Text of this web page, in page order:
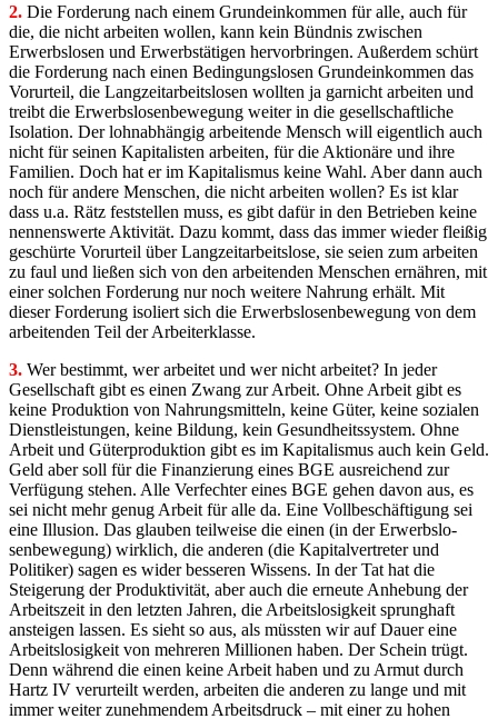
2. Die Forderung nach einem Grundeinkommen für alle, auch für
die, die nicht arbeiten wollen, kann kein Bündnis zwischen
Erwerbslosen und Erwerbstätigen hervorbringen. Außerdem schürt
die Forderung nach einen Bedingungslosen Grundeinkommen das
Vorurteil, die Langzeitarbeitslosen wollten ja garnicht arbeiten und
treibt die Erwerbslosenbewegung weiter in die gesellschaftliche
Isolation. Der lohnabhängig arbeitende Mensch will eigentlich auch
nicht für seinen Kapitalisten arbeiten, für die Aktionäre und ihre
Familien. Doch hat er im Kapitalismus keine Wahl. Aber dann auch
noch für andere Menschen, die nicht arbeiten wollen? Es ist klar
dass u.a. Rätz feststellen muss, es gibt dafür in den Betrieben keine
nennenswerte Aktivität. Dazu kommt, dass das immer wieder fleißig
geschürte Vorurteil über Langzeitarbeitslose, sie seien zum arbeiten
zu faul und ließen sich von den arbeitenden Menschen ernähren, mit
einer solchen Forderung nur noch weitere Nahrung erhält. Mit
dieser Forderung isoliert sich die Erwerbslosenbewegung von dem
arbeitenden Teil der Arbeiterklasse.
3. Wer bestimmt, wer arbeitet und wer nicht arbeitet? In jeder
Gesellschaft gibt es einen Zwang zur Arbeit. Ohne Arbeit gibt es
keine Produktion von Nahrungsmitteln, keine Güter, keine sozialen
Dienstleistungen, keine Bildung, kein Gesundheitssystem. Ohne
Arbeit und Güterproduktion gibt es im Kapitalismus auch kein Geld.
Geld aber soll für die Finanzierung eines BGE ausreichend zur
Verfügung stehen. Alle Verfechter eines BGE gehen davon aus, es
sei nicht mehr genug Arbeit für alle da. Eine Vollbeschäftigung sei
eine Illusion. Das glauben teilweise die einen (in der Erwerbs­lo­
senbewegung) wirklich, die anderen (die Kapitalvertreter und
Politiker) sagen es wider besseren Wissens. In der Tat hat die
Steigerung der Produktivität, aber auch die erneute Anhebung der
Arbeitszeit in den letzten Jahren, die Arbeitslosigkeit sprunghaft
ansteigen lassen. Es sieht so aus, als müssten wir auf Dauer eine
Arbeitslosigkeit von mehreren Millionen haben. Der Schein trügt.
Denn während die einen keine Arbeit haben und zu Armut durch
Hartz IV verurteilt werden, arbeiten die anderen zu lange und mit
immer weiter zunehmendem Arbeitsdruck – mit einer zu hohen